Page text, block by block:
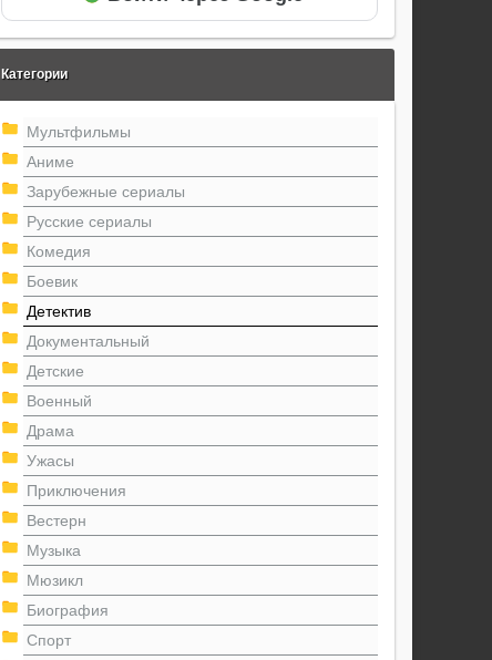
Категории
Мультфильмы
Аниме
Зарубежные сериалы
Русские сериалы
Комедия
Боевик
Детектив
Документальный
Детские
Военный
Драма
Ужасы
Приключения
Вестерн
Музыка
Мюзикл
Биография
Спорт